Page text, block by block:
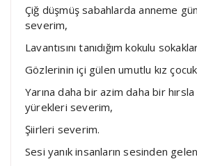
Çiğ düşmüş sabahlarda anneme
severim,
Lavantısını tanıdığım kokulu
Gözlerinin içi gülen umutlu kız
Yarına daha bir azim daha bir
yürekleri severim,
Şiirleri severim.
Sesi yanık insanların sesinden